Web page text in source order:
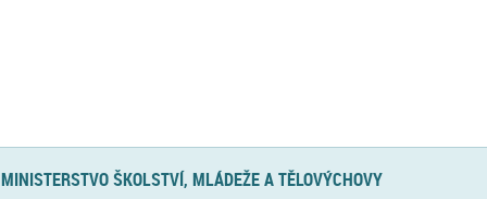
MINISTERSTVO ŠKOLSTVÍ, MLÁDEŽE A TĚLOVÝCHOVY